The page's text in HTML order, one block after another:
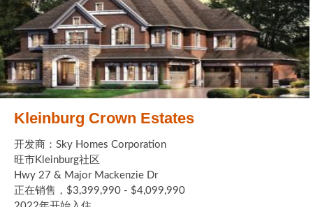
Kleinburg Crown Estates
开发商：Sky Homes Corporation
旺市Kleinburg社区
Hwy 27 & Major Mackenzie Dr
正在销售，$3,399,990 - $4,099,990